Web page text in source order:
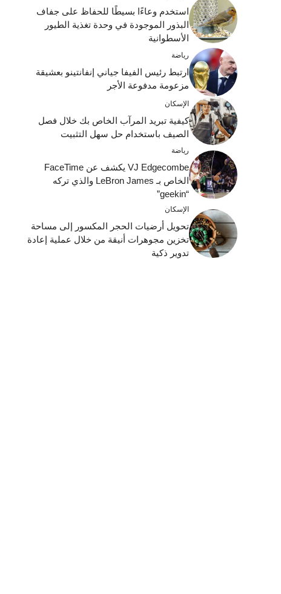
استخدم وعاءًا بسيطًا للحفاظ على جفاف
البذور الموجودة في وحدة تغذية الطيور
الأسطوانية
رياضة
ارتبط رئيس الفيفا جياني إنفانتينو بعشيقة
مزعومة مدفوعة الأجر
الإسكان
كيفية تبريد المرآب الخاص بك خلال فصل
الصيف باستخدام حل سهل التثبيت
رياضة
VJ Edgecombe يكشف عن FaceTime
الخاص بـ LeBron James والذي تركه
“geekin”
الإسكان
تحويل أرضيات الحجر المكسور إلى مساحة
تخزين مجوهرات أنيقة من خلال عملية إعادة
تدوير ذكية